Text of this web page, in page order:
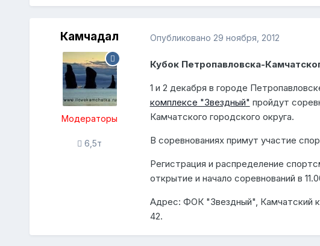
Камчадал
Модераторы
6,5т
Опубликовано 29 ноября, 2012
Кубок Петропавловска-
1 и 2 декабря в городе
комплексе "Звездный" пройдут
Камчатского городского округа.
В соревнованиях примут участие
Регистрация и распределение
открытие и начало соревнований в
Адрес: ФОК "Звездный", Камчатский
42.